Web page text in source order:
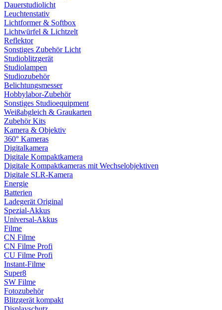
Dauerstudiolicht
Leuchtenstativ
Lichtformer & Softbox
Lichtwürfel & Lichtzelt
Reflektor
Sonstiges Zubehör Licht
Studioblitzgerät
Studiolampen
Studiozubehör
Belichtungsmesser
Hobbylabor-Zubehör
Sonstiges Studioequipment
Weißabgleich & Graukarten
Zubehör Kits
Kamera & Objektiv
360° Kameras
Digitalkamera
Digitale Kompaktkamera
Digitale Kompaktkameras mit Wechselobjektiven
Digitale SLR-Kamera
Energie
Batterien
Ladegerät Original
Spezial-Akkus
Universal-Akkus
Filme
CN Filme
CN Filme Profi
CU Filme Profi
Instant-Filme
Super8
SW Filme
Fotozubehör
Blitzgerät kompakt